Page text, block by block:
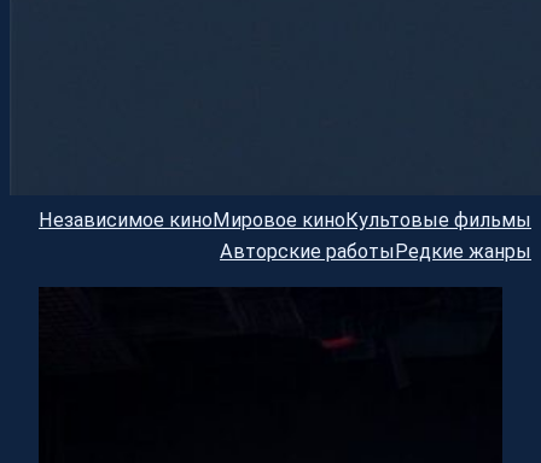
Независимое киноМировое киноКультовые фильмы
Авторские работыРедкие жанры